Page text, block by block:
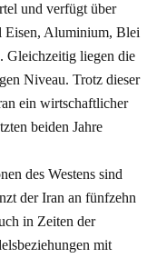
und verfügt über
Eisen, Aluminium, Blei
Gleichzeitig liegen die
Niveau. Trotz dieser
ein wirtschaftlicher
beiden Jahre
des Westens sind
der Iran an fünfzehn
in Zeiten der
mit